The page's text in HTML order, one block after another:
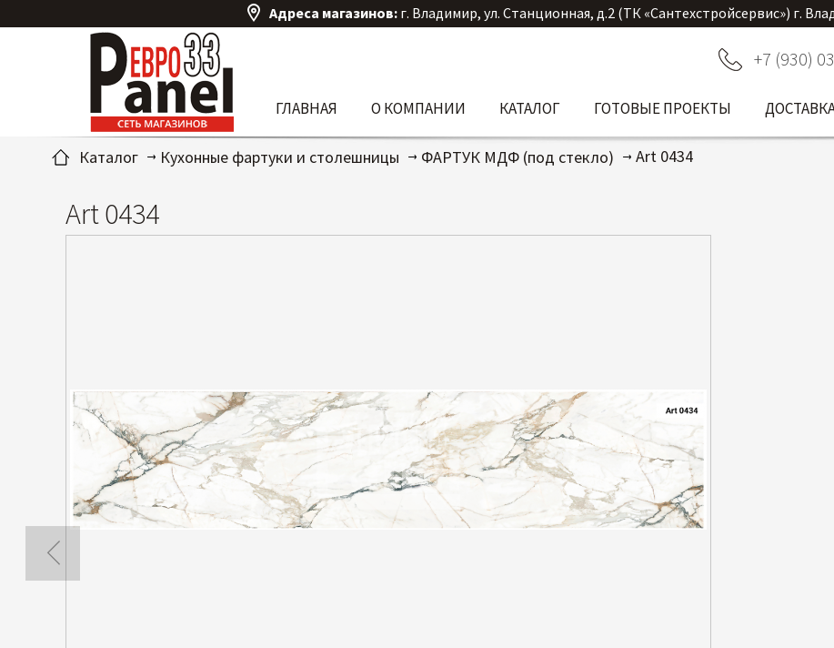
Адреса магазинов: г. Владимир, ул. Станционная, д.2 (ТК «Сантехстройсервис») г.
+7 (930)
ГЛАВНАЯ О КОМПАНИИ КАТАЛОГ ГОТОВЫЕ ПРОЕКТЫ
Каталог Кухонные фартуки и столешницы ФАРТУК МДФ (под стекло) Art 0434
Art 0434